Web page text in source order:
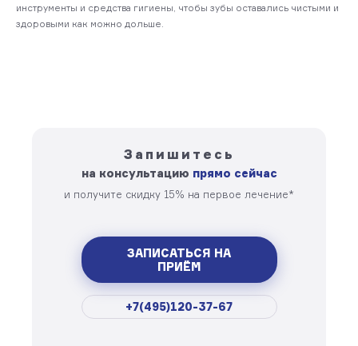
инструменты и средства гигиены, чтобы зубы оставались чистыми и
здоровыми как можно дольше.
Запишитесь
на консультацию прямо сейчас
и получите скидку 15% на первое лечение*
ЗАПИСАТЬСЯ НА
ПРИЁМ
+7(495)120-37-67